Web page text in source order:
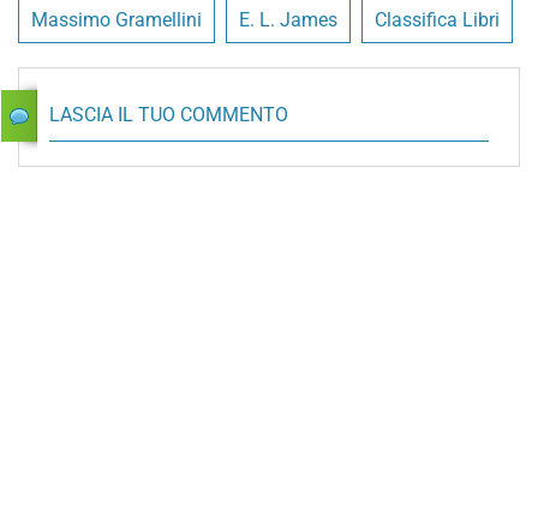
Massimo Gramellini E. L. James Classifica Libri
LASCIA IL TUO COMMENTO